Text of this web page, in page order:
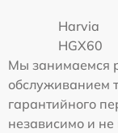
Harvia
HGX60
Мы занимаемся
обслуживанием
гарантийного
независимо и